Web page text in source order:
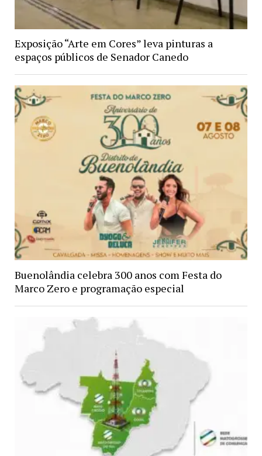
Exposição “Arte em Cores” leva pinturas a
espaços públicos de Senador Canedo
Buenolândia celebra 300 anos com Festa do
Marco Zero e programação especial